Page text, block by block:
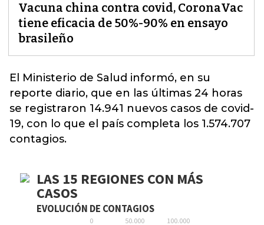
Vacuna china contra covid, CoronaVac
tiene eficacia de 50%-90% en ensayo
brasileño
El Ministerio de Salud informó, en su
reporte diario, que en las últimas 24 horas
se registraron 14.941 nuevos casos de covid-
19, con lo que el país completa los 1.574.707
contagios.